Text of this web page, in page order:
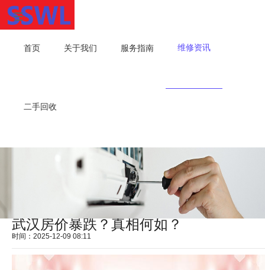
首页 关于我们 服务指南 维修资讯
二手回收
武汉房价暴跌？真相何如？
时间：2025-12-09 08:11